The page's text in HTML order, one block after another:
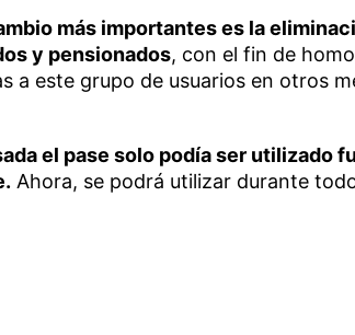
más importantes es la
y pensionados, con el fin de
a este grupo de usuarios en otros
el pase solo podía ser utilizado
Ahora, se podrá utilizar durante